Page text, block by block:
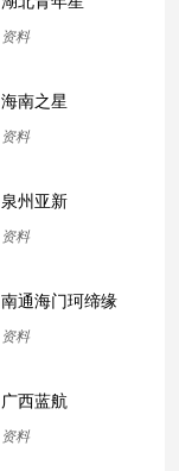
资料
海南之星
资料
泉州亚新
资料
南通海门珂缔缘
资料
广西蓝航
资料